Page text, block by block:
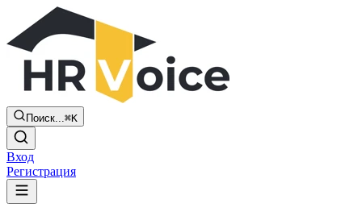
Поиск...⌘K
Вход
Регистрация